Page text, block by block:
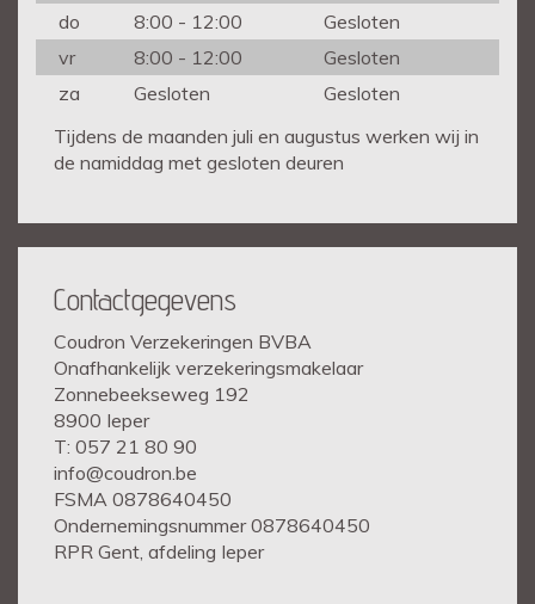
do
8:00 - 12:00
Gesloten
vr
8:00 - 12:00
Gesloten
za
Gesloten
Gesloten
Tijdens de maanden juli en augustus werken wij in
de namiddag met gesloten deuren
Contactgegevens
Coudron Verzekeringen BVBA
Onafhankelijk verzekeringsmakelaar
Zonnebeekseweg 192
8900 Ieper
T: 057 21 80 90
info@coudron.be
FSMA 0878640450
Ondernemingsnummer 0878640450
RPR Gent, afdeling Ieper